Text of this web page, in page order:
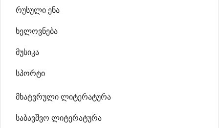
რუსული ენა
ხელოვნება
მუსიკა
სპორტი
მხატვრული ლიტერატურა
საბავშვო ლიტერატურა